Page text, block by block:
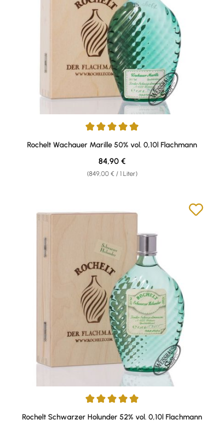
Durchschnittliche Bewertung von 4.93 von 5 Sternen
Rochelt Wachauer Marille 50% vol. 0,10l Flachmann
(849,00 € / 1 Liter)
Regulärer Preis:
84,90 €
Durchschnittliche Bewertung von 5 von 5 Sternen
Rochelt Schwarzer Holunder 52% vol. 0,10l Flachmann